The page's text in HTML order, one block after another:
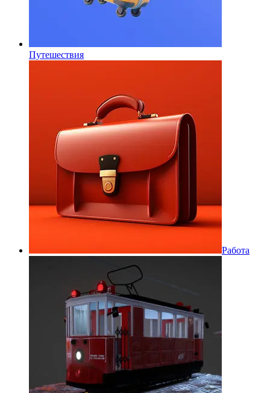
Путешествия
Работа